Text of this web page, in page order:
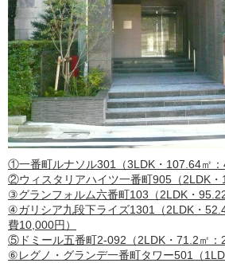
①一番町ルナソル301（3LDK・107.64㎡：
②ウィスタリアハイツ一番町905（2LDK・
③グランフォルム六番町103（2LDK・
④ガリシア九段下ライズ1301（2LDK・
費10,000円）
⑤ドミール五番町2-092（2LDK・71.2㎡：
⑥レグノ・グランデ一番町タワー501（